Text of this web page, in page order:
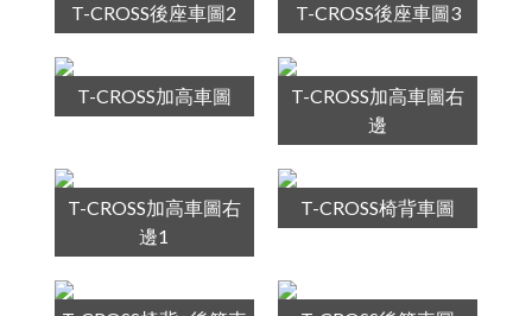
T-CROSS後座車圖2 T-CROSS後座車圖3
T-CROSS加高車圖
T-CROSS加高車圖右
邊
T-CROSS加高車圖右
邊1
T-CROSS椅背車圖